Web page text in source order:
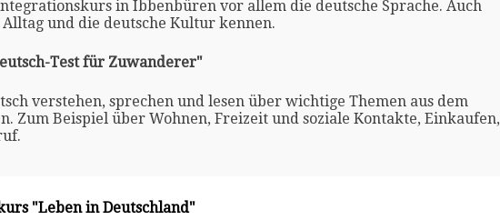
in Ibbenbüren vor allem die deutsche Sprache. Auch
und die deutsche Kultur kennen.
Test für Zuwanderer"
verstehen, sprechen und lesen über wichtige Themen aus dem
Zum Beispiel über Wohnen, Freizeit und soziale Kontakte, Einkaufen,
"Leben in Deutschland"